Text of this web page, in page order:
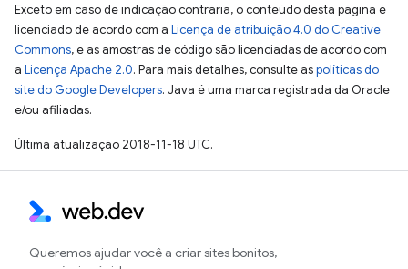
Exceto em caso de indicação contrária, o conteúdo desta página é
licenciado de acordo com a Licença de atribuição 4.0 do Creative
Commons, e as amostras de código são licenciadas de acordo com
a Licença Apache 2.0. Para mais detalhes, consulte aspolíticas do
site do Google Developers. Java é uma marca registrada da Oracle
e/ou afiliadas.
Última atualização 2018-11-18 UTC.
Queremos ajudar você a criar sites bonitos,